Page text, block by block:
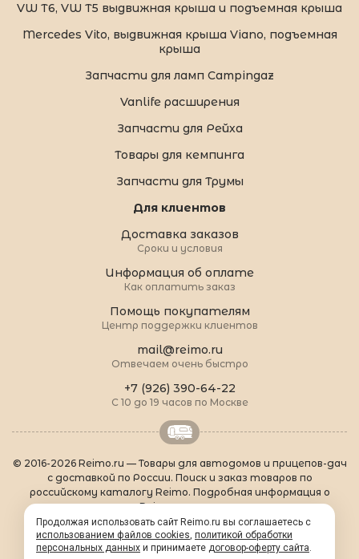
VW T6, VW T5 выдвижная крыша и подъемная крыша
Mercedes Vito, выдвижная крыша Viano, подъемная
крыша
Запчасти для ламп Campingaz
Vanlife расширения
Запчасти для Рейха
Товары для кемпинга
Запчасти для Трумы
Для клиентов
Доставка заказов
Сроки и условия
Информация об оплате
Как оплатить заказ
Помощь покупателям
Центр поддержки клиентов
mail@reimo.ru
Отвечаем очень быстро
+7 (926) 390-64-22
С 10 до 19 часов по Москве
© 2016-2026 Reimo.ru — Товары для автодомов и прицепов-дач
с доставкой по России. Поиск и заказ товаров по
российскому каталогу Reimo. Подробная информация о
товарах Reimo на русском языке.
О Reimo
| Популярные товары | Формальности
Контакты
| sitemap.xml
Продолжая использовать сайт Reimo.ru вы соглашаетесь с
использованием файлов cookies, политикой обработки
персональных данных и принимаете договор-оферту сайта.